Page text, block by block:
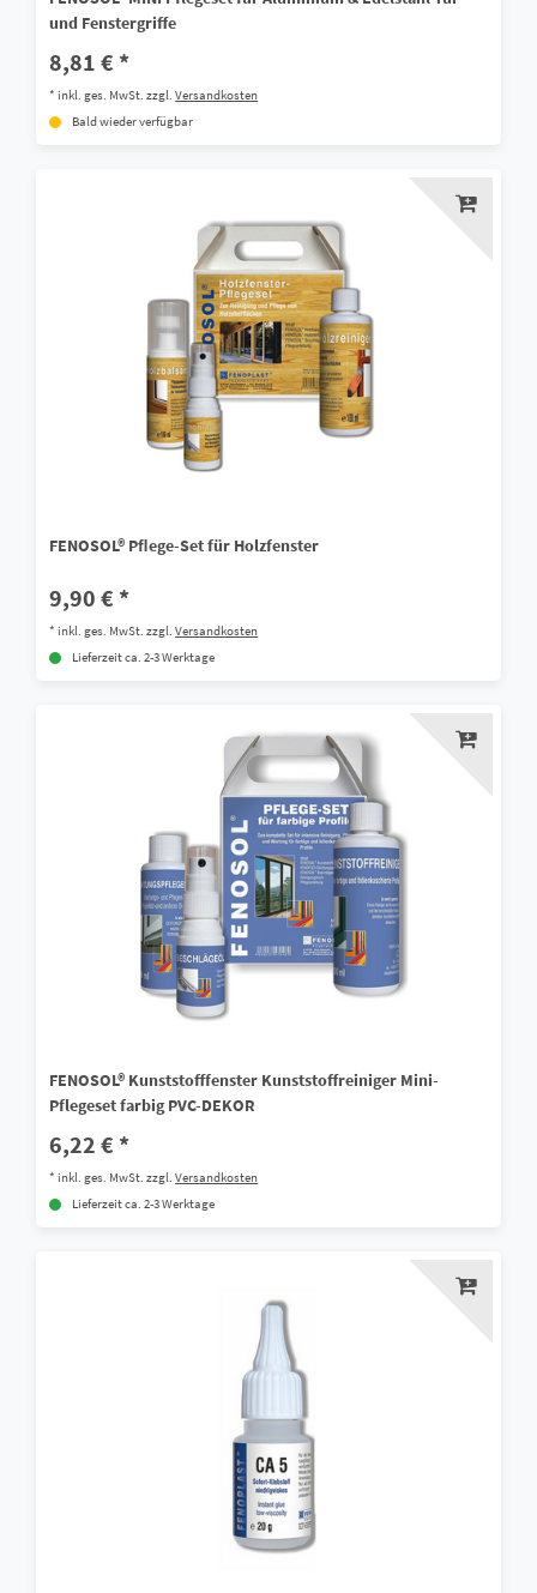
und Fenstergriffe
8,81 € *
*inkl. ges. MwSt. zzgl.Versandkosten
Bald wieder verfügbar
FENOSOL® Pﬂege-Set für Holzfenster
9,90 € *
*inkl. ges. MwSt. zzgl.Versandkosten
Lieferzeit ca. 2-3 Werktage
FENOSOL® Kunststofffenster Kunststoffreiniger Mini-
Pflegeset farbig PVC-DEKOR
6,22 € *
*inkl. ges. MwSt. zzgl.Versandkosten
Lieferzeit ca. 2-3 Werktage